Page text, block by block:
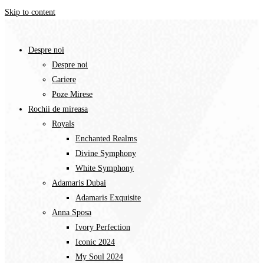
Skip to content
Despre noi
Despre noi
Cariere
Poze Mirese
Rochii de mireasa
Royals
Enchanted Realms
Divine Symphony​
White Symphony
Adamaris Dubai
Adamaris Exquisite
Anna Sposa
Ivory Perfection
Iconic 2024
My Soul 2024